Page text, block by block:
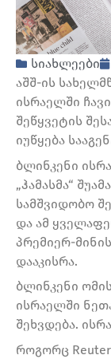
სიახლეები
აშშ-ის
ისრაელში
შეწყვეტის
იუწყება
ბლინკენი
„ჰამასმა“
სამშვიდობო
და ამ
პრემიერ-
დააკისრა.
ბლინკენი
ისრაელში
შეხვდება.
როგორც